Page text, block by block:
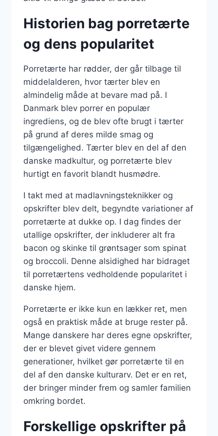
Historien bag porretærte
og dens popularitet
Porretærte har rødder, der går tilbage til
middelalderen, hvor tærter blev en
almindelig måde at bevare mad på. I
Danmark blev porrer en populær
ingrediens, og de blev ofte brugt i tærter
på grund af deres milde smag og
tilgængelighed. Tærter blev en del af den
danske madkultur, og porretærte blev
hurtigt en favorit blandt husmødre.
I takt med at madlavningsteknikker og
opskrifter blev delt, begyndte variationer af
porretærte at dukke op. I dag findes der
utallige opskrifter, der inkluderer alt fra
bacon og skinke til grøntsager som spinat
og broccoli. Denne alsidighed har bidraget
til porretærtens vedholdende popularitet i
danske hjem.
Porretærte er ikke kun en lækker ret, men
også en praktisk måde at bruge rester på.
Mange danskere har deres egne opskrifter,
der er blevet givet videre gennem
generationer, hvilket gør porretærte til en
del af den danske kulturarv. Det er en ret,
der bringer minder frem og samler familien
omkring bordet.
Forskellige opskrifter på